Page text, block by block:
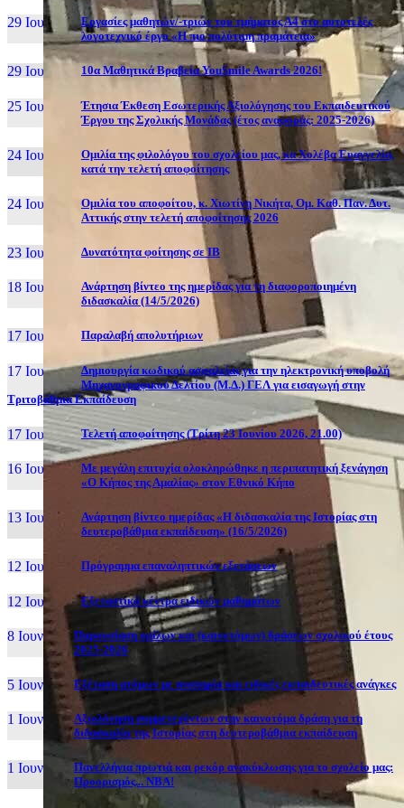
29 Ιουν, 26
Εργασίες μαθητών/-τριών του τμήματος Α4 στο αυτοτελές
λογοτεχνικό έργο «Η πιο πολύτιμη πραμάτεια»
29 Ιουν, 26 10α Μαθητικά Βραβεία YouSmile Awards 2026!
25 Ιουν, 26
Έτησια Έκθεση Εσωτερικής Αξιολόγησης του Εκπαιδευτικού
Έργου της Σχολικής Μονάδας (έτος αναφοράς: 2025-2026)
24 Ιουν, 26
Ομιλία της φιλολόγου του σχολείου μας, κα Χολέβα Ευαγγελία,
κατά την τελετή αποφοίτησης
24 Ιουν, 26
Ομιλία του αποφοίτου, κ. Χιωτίνη Νικήτα, Ομ. Καθ. Παν. Δυτ.
Αττικής στην τελετή αποφοίτησης 2026
23 Ιουν, 26 Δυνατότητα φοίτησης σε ΙΒ
18 Ιουν, 26
Ανάρτηση βίντεο της ημερίδας για τη διαφοροποιημένη
διδασκαλία (14/5/2026)
17 Ιουν, 26 Παραλαβή απολυτήριων
17 Ιουν, 26
Δημιουργία κωδικού ασφαλείας για την ηλεκτρονική υποβολή
Μηχανογραφικού Δελτίου (Μ.Δ.) ΓΕΛ για εισαγωγή στην
Τριτοβάθμια Εκπαίδευση
17 Ιουν, 26 Τελετή αποφοίτησης (Τρίτη 23 Ιουνίου 2026, 21.00)
16 Ιουν, 26
Με μεγάλη επιτυχία ολοκληρώθηκε η περιπατητική ξενάγηση
«Ο Κήπος της Αμαλίας» στον Εθνικό Κήπο
13 Ιουν, 26
Ανάρτηση βίντεο ημερίδας «Η διδασκαλία της Ιστορίας στη
δευτεροβάθμια εκπαίδευση» (16/5/2026)
12 Ιουν, 26 Πρόγραμμα επαναληπτικών εξετάσεων
12 Ιουν, 26 Εξεταστικά κέντρα ειδικών μαθημάτων
8 Ιουν, 26
Παρουσίαση ομίλων και (καινοτόμων) δράσεων σχολικού έτους
2025-2026
5 Ιουν, 26 Εξέταση ατόμων με αναπηρία και ειδικές εκπαιδευτικές ανάγκες
1 Ιουν, 26
Αξιολόγηση συμμετεχόντων στην καινοτόμα δράση για τη
διδασκαλία της Ιστορίας στη δευτεροβάθμια εκπαίδευση
1 Ιουν, 26
Πανελλήνια πρωτιά και ρεκόρ ανακύκλωσης για το σχολείο μας:
Προορισμός... NBA!